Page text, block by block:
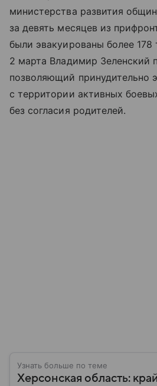
министерства развития
за девять месяцев из
были эвакуированы более 178
2 марта Владимир Зеленский
позволяющий принудительно
с территории активных
без согласия родителей.
Узнать больше по теме
Херсонская область: